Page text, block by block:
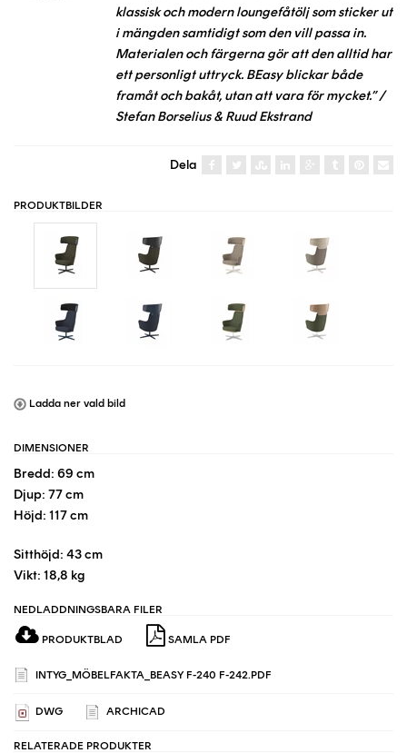
klassisk och modern loungefåtölj som sticker ut
i mängden samtidigt som den vill passa in.
Materialen och färgerna gör att den alltid har
ett personligt uttryck. BEasy blickar både
framåt och bakåt, utan att vara för mycket.” /
Stefan Borselius & Ruud Ekstrand
Dela
PRODUKTBILDER
Ladda ner vald bild
DIMENSIONER
Bredd: 69 cm
Djup: 77 cm
Höjd: 117 cm
Sitthöjd: 43 cm
Vikt: 18,8 kg
NEDLADDNINGSBARA FILER
PRODUKTBLAD SAMLA PDF
INTYG_MÖBELFAKTA_BEASY F-240 F-242.PDF
DWG ARCHICAD
RELATERADE PRODUKTER